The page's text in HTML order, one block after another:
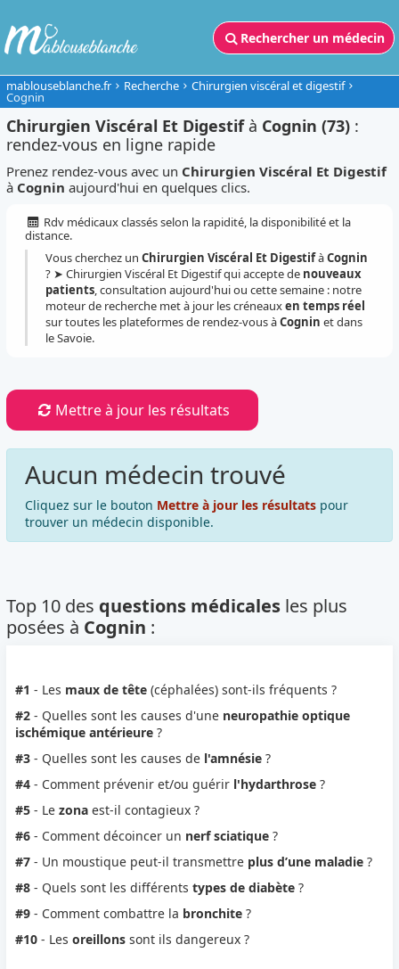
Rechercher un médecin
mablouseblanche.fr Recherche Chirurgien viscéral et digestif
Cognin
Chirurgien Viscéral Et Digestifà Cognin (73) :
rendez-vous en ligne rapide
Prenez rendez-vous avec un Chirurgien Viscéral Et Digestif
à Cognin aujourd'hui en quelques clics.
Rdv médicaux classés selon la rapidité, la disponibilité et la
distance.
Vous cherchez unChirurgien Viscéral Et DigestifàCognin
? ➤ Chirurgien Viscéral Et Digestif qui accepte de nouveaux
patients, consultation aujourd'hui ou cette semaine : notre
moteur de recherche met à jour les créneauxen temps réel
sur toutes les plateformes de rendez-vous àCognin et dans
le Savoie.
Mettre à jour les résultats
Aucun médecin trouvé
Cliquez sur le bouton Mettre à jour les résultats pour
trouver un médecin disponible.
Top 10 des questions médicales les plus
posées à Cognin :
#1 - Les maux de tête (céphalées) sont-ils fréquents ?
#2 - Quelles sont les causes d'une neuropathie optique
ischémique antérieure ?
#3 - Quelles sont les causes de l'amnésie ?
#4 - Comment prévenir et/ou guérir l'hydarthrose ?
#5 - Lezona est-il contagieux ?
#6 - Comment décoincer un nerf sciatique ?
#7 - Un moustique peut-il transmettre plus d’une maladie ?
#8 - Quels sont les différentstypes de diabète ?
#9 - Comment combattre la bronchite ?
#10 - Lesoreillons sont ils dangereux ?